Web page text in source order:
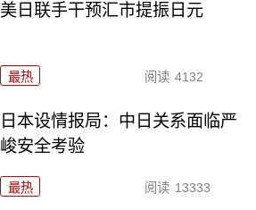
美日联手干预汇市提振日元
最热 阅读 4132
日本设情报局：中日关系面临严
峻安全考验
最热 阅读 13333